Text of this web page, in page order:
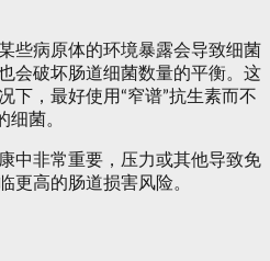
些病原体的环境暴露会导致细菌
会破坏肠道细菌数量的平衡。这
下，最好使用“窄谱”抗生素而不
细菌。
中非常重要，压力或其他导致免
更高的肠道损害风险。